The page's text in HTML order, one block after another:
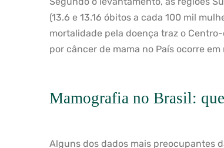
(13.6 e 13.16 óbitos a cada 100 mil
mortalidade pela doença traz o
por câncer de mama no País ocorre
Mamografia no Brasil:
Alguns dos dados mais preocupantes